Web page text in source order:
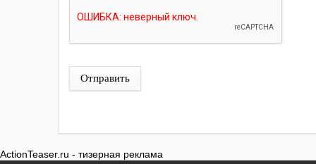
Отправить
ActionTeaser.ru - тизерная реклама